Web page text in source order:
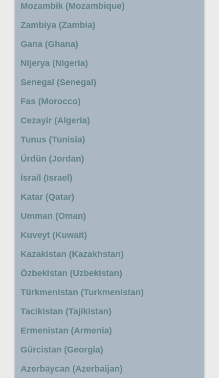
Mozambik (Mozambique)
Zambiya (Zambia)
Gana (Ghana)
Nijerya (Nigeria)
Senegal (Senegal)
Fas (Morocco)
Cezayir (Algeria)
Tunus (Tunisia)
Ürdün (Jordan)
İsrail (Israel)
Katar (Qatar)
Umman (Oman)
Kuveyt (Kuwait)
Kazakistan (Kazakhstan)
Özbekistan (Uzbekistan)
Türkmenistan (Turkmenistan)
Tacikistan (Tajikistan)
Ermenistan (Armenia)
Gürcistan (Georgia)
Azerbaycan (Azerbaijan)